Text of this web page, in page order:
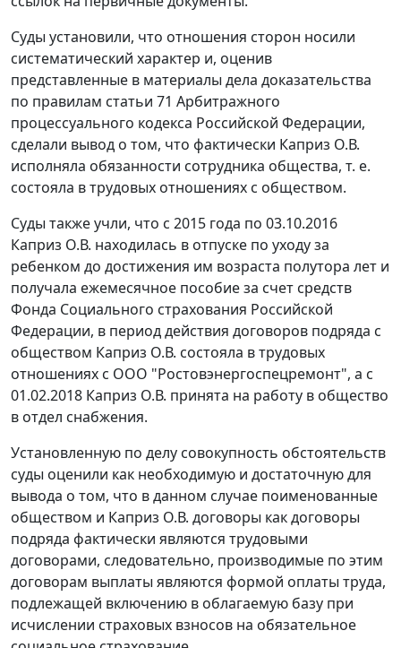
Суды установили, что отношения сторон носили
систематический характер и, оценив
представленные в материалы дела доказательства
по правилам статьи 71 Арбитражного
процессуального кодекса Российской Федерации,
сделали вывод о том, что фактически Каприз О.В.
исполняла обязанности сотрудника общества, т. е.
состояла в трудовых отношениях с обществом.
Суды также учли, что с 2015 года по 03.10.2016
Каприз О.В. находилась в отпуске по уходу за
ребенком до достижения им возраста полутора лет и
получала ежемесячное пособие за счет средств
Фонда Социального страхования Российской
Федерации, в период действия договоров подряда с
обществом Каприз О.В. состояла в трудовых
отношениях с ООО "Ростовэнергоспецремонт", а с
01.02.2018 Каприз О.В. принята на работу в общество
в отдел снабжения.
Установленную по делу совокупность обстоятельств
суды оценили как необходимую и достаточную для
вывода о том, что в данном случае поименованные
обществом и Каприз О.В. договоры как договоры
подряда фактически являются трудовыми
договорами, следовательно, производимые по этим
договорам выплаты являются формой оплаты труда,
подлежащей включению в облагаемую базу при
исчислении страховых взносов на обязательное